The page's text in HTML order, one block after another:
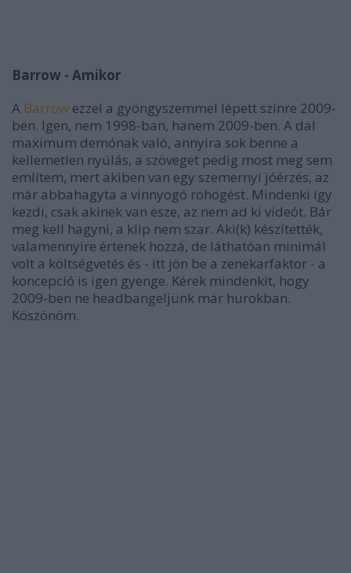
Barrow - Amikor
A Barrow ezzel a gyöngyszemmel lépett színre 2009-
ben. Igen, nem 1998-ban, hanem 2009-ben. A dal
maximum demónak való, annyira sok benne a
kellemetlen nyúlás, a szöveget pedig most meg sem
említem, mert akiben van egy szemernyi jóérzés, az
már abbahagyta a vinnyogó röhögést. Mindenki így
kezdi, csak akinek van esze, az nem ad ki videót. Bár
meg kell hagyni, a klip nem szar. Aki(k) készítették,
valamennyire értenek hozzá, de láthatóan minimál
volt a költségvetés és - itt jön be a zenekarfaktor - a
koncepció is igen gyenge. Kérek mindenkit, hogy
2009-ben ne headbangeljünk már hurokban.
Köszönöm.